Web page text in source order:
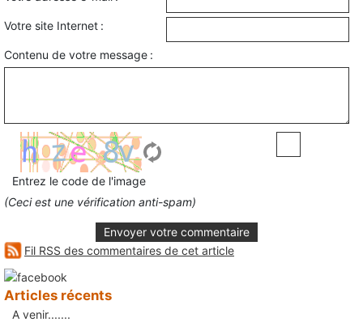
Votre site Internet :
Contenu de votre message :
Entrez le code de l'image
(Ceci est une vérification anti-spam)
Envoyer votre commentaire
Fil RSS des commentaires de cet article
Articles récents
A venir.......